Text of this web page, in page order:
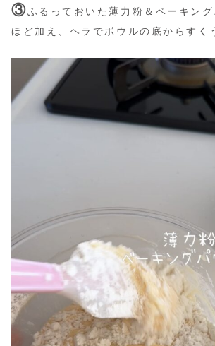
③ふるっておいた薄力粉＆ベーキン
ほど加え、ヘラでボウルの底からすく